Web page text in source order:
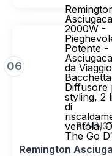
06
2000W -
Potente -
da
Diffusore
styling, 2
di
ventola,
The Go
Remington